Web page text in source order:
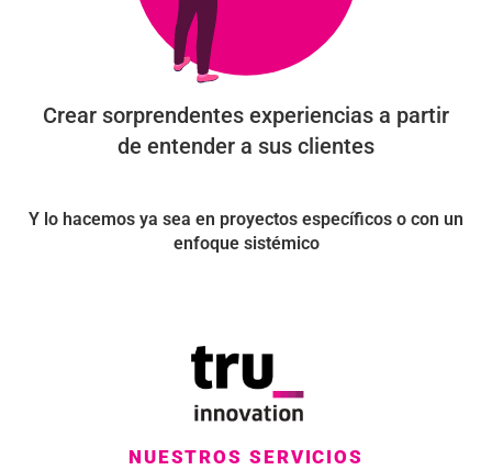
Crear sorprendentes experiencias a partir
de entender a sus clientes
Y lo hacemos ya sea en proyectos específicos o con un
enfoque sistémico
NUESTROS SERVICIOS